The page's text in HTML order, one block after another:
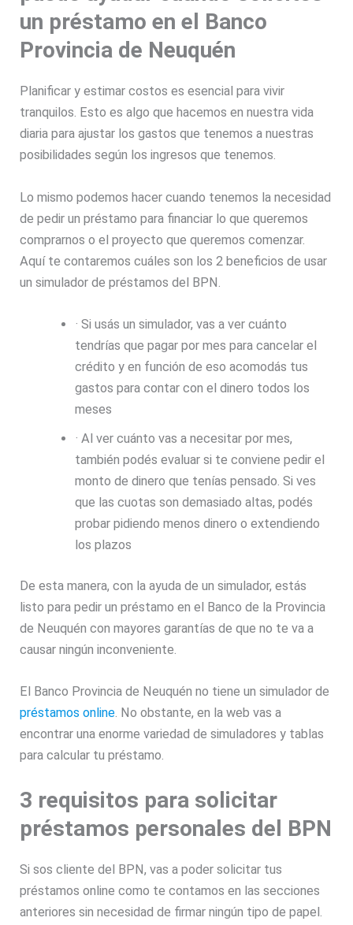
un préstamo en el Banco
Provincia de Neuquén
Planificar y estimar costos es esencial para vivir
tranquilos. Esto es algo que hacemos en nuestra vida
diaria para ajustar los gastos que tenemos a nuestras
posibilidades según los ingresos que tenemos.
Lo mismo podemos hacer cuando tenemos la necesidad
de pedir un préstamo para financiar lo que queremos
comprarnos o el proyecto que queremos comenzar.
Aquí te contaremos cuáles son los 2 beneficios de usar
un simulador de préstamos del BPN.
· Si usás un simulador, vas a ver cuánto
tendrías que pagar por mes para cancelar el
crédito y en función de eso acomodás tus
gastos para contar con el dinero todos los
meses
· Al ver cuánto vas a necesitar por mes,
también podés evaluar si te conviene pedir el
monto de dinero que tenías pensado. Si ves
que las cuotas son demasiado altas, podés
probar pidiendo menos dinero o extendiendo
los plazos
De esta manera, con la ayuda de un simulador, estás
listo para pedir un préstamo en el Banco de la Provincia
de Neuquén con mayores garantías de que no te va a
causar ningún inconveniente.
El Banco Provincia de Neuquén no tiene un simulador de
préstamos online . No obstante, en la web vas a
encontrar una enorme variedad de simuladores y tablas
para calcular tu préstamo.
3 requisitos para solicitar
préstamos personales del BPN
Si sos cliente del BPN, vas a poder solicitar tus
préstamos online como te contamos en las secciones
anteriores sin necesidad de firmar ningún tipo de papel.